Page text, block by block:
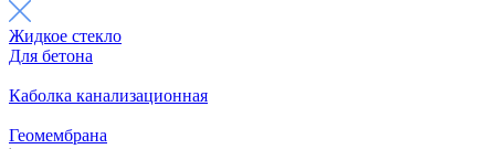
Жидкое стекло
Для бетона
Каболка канализационная
Геомембрана